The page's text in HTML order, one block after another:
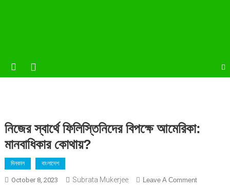
নিজের স্বার্থে ফিলিস্তিনিদের বিপক্ষে আমেরিকা:
মানবাধিকার কোথায়?
দিনকাল বাংলাদেশ
October 8, 2023 Subrata Mukerjee Leave A CommentOn